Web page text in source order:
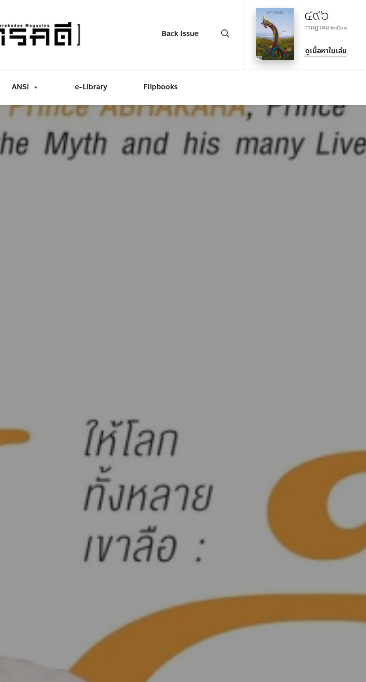
Back Issue
๔๙๖
กรกฎาคม ๒๕๖๙
ดูเนื้อหาในเล่ม
ANSi e-Library Flipbooks